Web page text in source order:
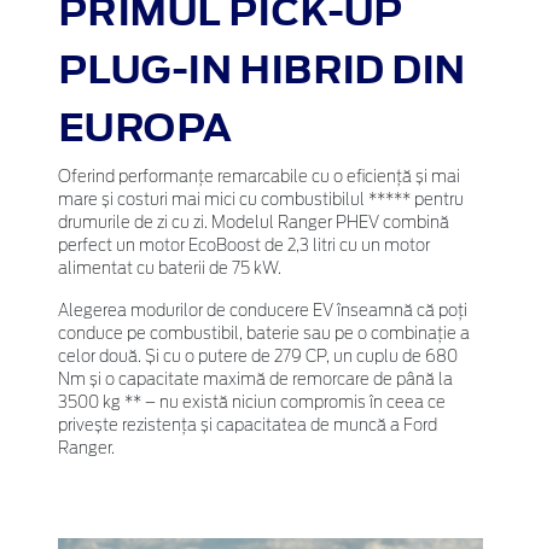
PRIMUL PICK-UP
PLUG-IN HIBRID DIN
EUROPA
Oferind performanțe remarcabile cu o eficiență și mai
mare și costuri mai mici cu combustibilul ***** pentru
drumurile de zi cu zi. Modelul Ranger PHEV combină
perfect un motor EcoBoost de 2,3 litri cu un motor
alimentat cu baterii de 75 kW.
Alegerea modurilor de conducere EV înseamnă că poți
conduce pe combustibil, baterie sau pe o combinație a
celor două. Și cu o putere de 279 CP, un cuplu de 680
Nm și o capacitate maximă de remorcare de până la
3500 kg ** – nu există niciun compromis în ceea ce
privește rezistența și capacitatea de muncă a Ford
Ranger.